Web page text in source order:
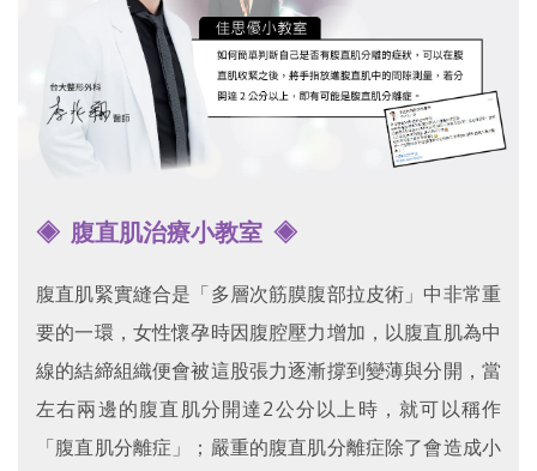
◈ 腹直肌治療小教室 ◈
腹直肌緊實縫合是「多層次筋膜腹部拉皮術」中非常重
要的一環，女性懷孕時因腹腔壓力增加，以腹直肌為中
線的結締組織便會被這股張力逐漸撐到變薄與分開，當
左右兩邊的腹直肌分開達2公分以上時，就可以稱作
「腹直肌分離症」；嚴重的腹直肌分離症除了會造成小